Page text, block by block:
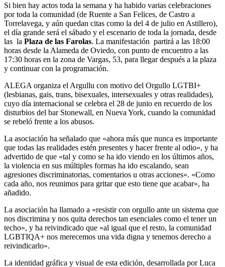
Si bien hay actos toda la semana y ha habido varias celebraciones
por toda la comunidad (de Ruente a San Felices, de Castro a
Torrelavega, y aún quedan citas como la del 4 de julio en Astillero),
el día grande será el sábado y el escenario de toda la jornada, desde
las la Plaza de las Farolas. La manifestación partirá a las 18:00
horas desde la Alameda de Oviedo, con punto de encuentro a las
17:30 horas en la zona de Vargas, 53, para llegar después a la plaza
y continuar con la programación.
ALEGA organiza el Argullu con motivo del Orgullo LGTBI+
(lesbianas, gais, trans, bisexuales, intersexuales y otras realidades),
cuyo día internacional se celebra el 28 de junio en recuerdo de los
disturbios del bar Stonewall, en Nueva York, cuando la comunidad
se rebeló frente a los abusos.
La asociación ha señalado que «ahora más que nunca es importante
que todas las realidades estén presentes y hacer frente al odio», y ha
advertido de que «tal y como se ha ido viendo en los últimos años,
la violencia en sus múltiples formas ha ido escalando, sean
agresiones discriminatorias, comentarios u otras acciones». «Como
cada año, nos reunimos para gritar que esto tiene que acabar», ha
añadido.
La asociación ha llamado a «resistir con orgullo ante un sistema que
nos discrimina y nos quita derechos tan esenciales como el tener un
techo», y ha reivindicado que «al igual que el resto, la comunidad
LGBTIQA+ nos merecemos una vida digna y tenemos derecho a
reivindicarlo».
La identidad gráfica y visual de esta edición, desarrollada por Luca